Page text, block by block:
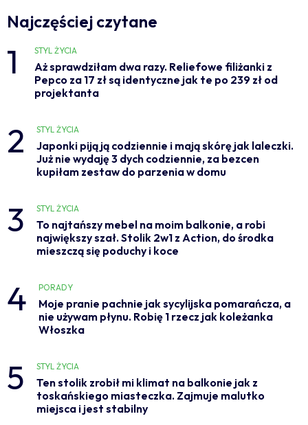
Najczęściej czytane
1 STYL ŻYCIA
Aż sprawdziłam dwa razy. Reliefowe filiżanki z
Pepco za 17 zł są identyczne jak te po 239 zł od
projektanta
2 STYL ŻYCIA
Japonki piją ją codziennie i mają skórę jak laleczki.
Już nie wydaję 3 dych codziennie, za bezcen
kupiłam zestaw do parzenia w domu
3 STYL ŻYCIA
To najtańszy mebel na moim balkonie, a robi
największy szał. Stolik 2w1 z Action, do środka
mieszczą się poduchy i koce
4 PORADY
Moje pranie pachnie jak sycylijska pomarańcza, a
nie używam płynu. Robię 1 rzecz jak koleżanka
Włoszka
5 STYL ŻYCIA
Ten stolik zrobił mi klimat na balkonie jak z
toskańskiego miasteczka. Zajmuje malutko
miejsca i jest stabilny